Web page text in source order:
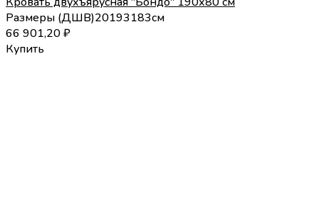
Размеры (ДШВ)20193183см
66 901,20₽
Купить